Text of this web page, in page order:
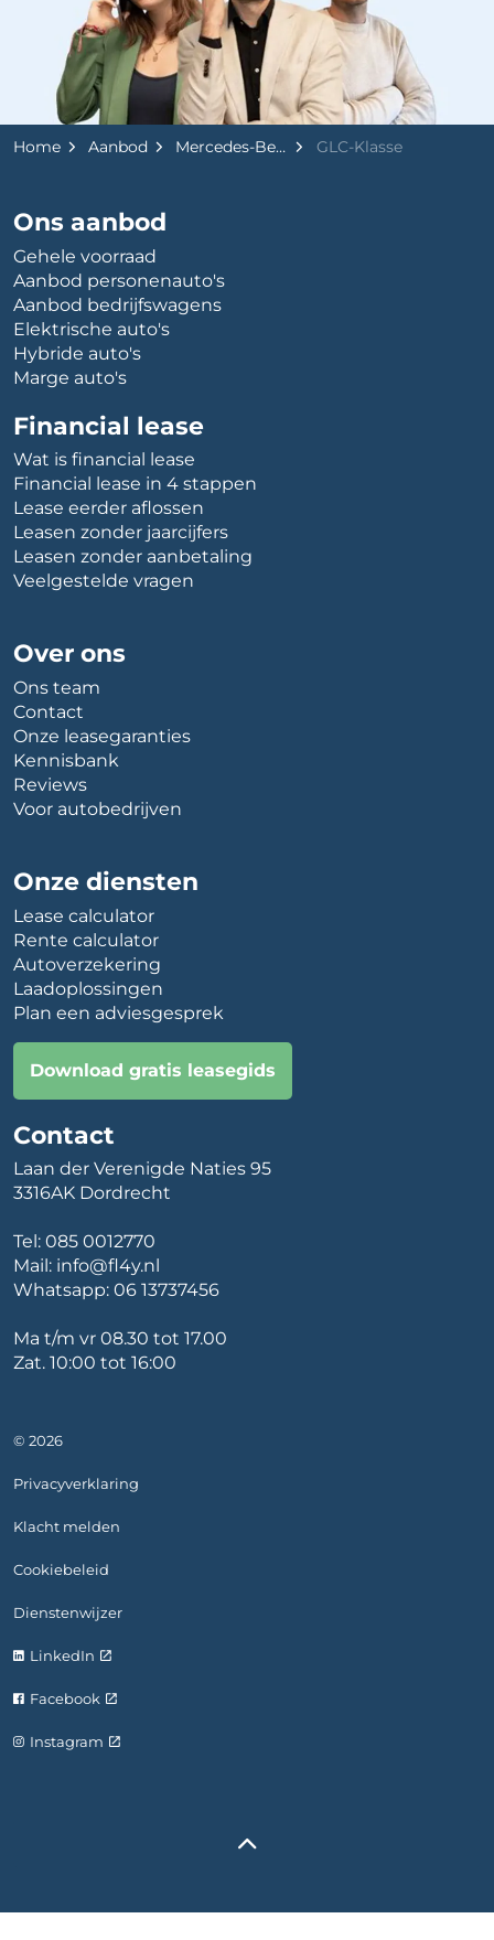
Home Aanbod Mercedes-Benz GLC-Klasse
Ons aanbod
Gehele voorraad
Aanbod personenauto's
Aanbod bedrijfswagens
Elektrische auto's
Hybride auto's
Marge auto's
Financial lease
Wat is financial lease
Financial lease in 4 stappen
Lease eerder aflossen
Leasen zonder jaarcijfers
Leasen zonder aanbetaling
Veelgestelde vragen
Over ons
Ons team
Contact
Onze leasegaranties
Kennisbank
Reviews
Voor autobedrijven
Onze diensten
Lease calculator
Rente calculator
Autoverzekering
Laadoplossingen
Plan een adviesgesprek
Download gratis leasegids
Contact
Laan der Verenigde Naties 95
3316AK Dordrecht
Tel: 085 0012770
Mail: info@fl4y.nl
Whatsapp: 06 13737456
Ma t/m vr 08.30 tot 17.00
Zat. 10:00 tot 16:00
© 2026
Privacyverklaring
Klacht melden
Cookiebeleid
Dienstenwijzer
LinkedIn
Facebook
Instagram